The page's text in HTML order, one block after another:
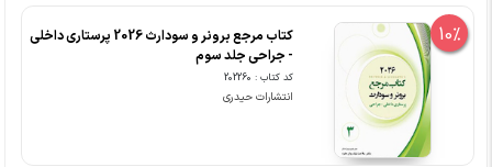
10%
کتاب مرجع برونر و سودارث 2026 پرستاری داخلی
- جراحی جلد سوم
کد کتاب : 202260
انتشارات حیدری